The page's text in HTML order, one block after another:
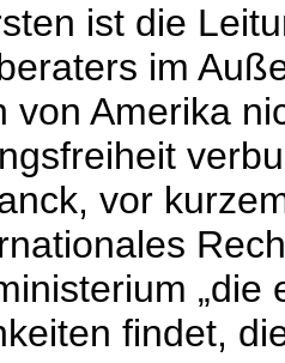
ist die
im
von Amerika
vor
„die
findet,